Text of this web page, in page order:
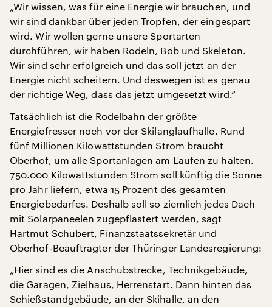
„Wir wissen, was für eine Energie wir brauchen, und
wir sind dankbar über jeden Tropfen, der eingespart
wird. Wir wollen gerne unsere Sportarten
durchführen, wir haben Rodeln, Bob und Skeleton.
Wir sind sehr erfolgreich und das soll jetzt an der
Energie nicht scheitern. Und deswegen ist es genau
der richtige Weg, dass das jetzt umgesetzt wird.“
Tatsächlich ist die Rodelbahn der größte
Energiefresser noch vor der Skilanglaufhalle. Rund
fünf Millionen Kilowattstunden Strom braucht
Oberhof, um alle Sportanlagen am Laufen zu halten.
750.000 Kilowattstunden Strom soll künftig die Sonne
pro Jahr liefern, etwa 15 Prozent des gesamten
Energiebedarfes. Deshalb soll so ziemlich jedes Dach
mit Solarpaneelen zugepflastert werden, sagt
Hartmut Schubert, Finanzstaatssekretär und
Oberhof-Beauftragter der Thüringer Landesregierung:
„Hier sind es die Anschubstrecke, Technikgebäude,
die Garagen, Zielhaus, Herrenstart. Dann hinten das
Schießstandgebäude, an der Skihalle, an den